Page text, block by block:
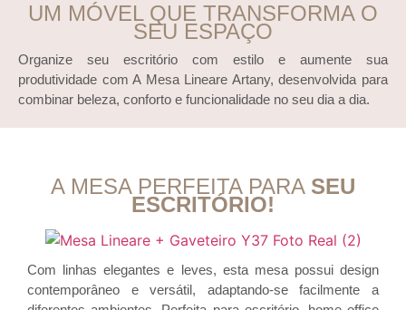
UM MÓVEL QUE TRANSFORMA O
SEU ESPAÇO
Organize seu escritório com estilo e aumente sua
produtividade com A Mesa Lineare Artany, desenvolvida para
combinar beleza, conforto e funcionalidade no seu dia a dia.
A MESA PERFEITA PARA SEU
ESCRITÓRIO!
Com linhas elegantes e leves, esta mesa possui design
contemporâneo e versátil, adaptando-se facilmente a